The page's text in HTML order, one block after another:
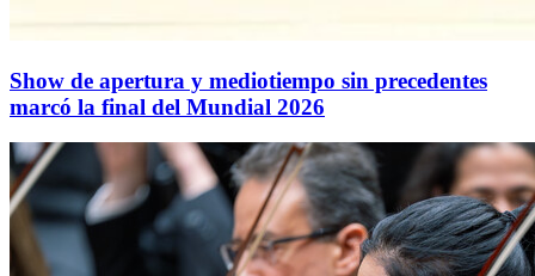
Show de apertura y mediotiempo sin precedentes
marcó la final del Mundial 2026